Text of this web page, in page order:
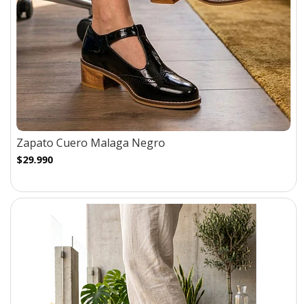
Zapato Cuero Malaga Negro
$29.990